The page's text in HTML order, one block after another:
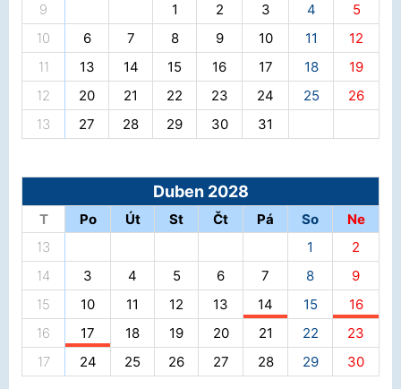
9
1 2 3 4
5
10
6 7 8 9 10 11
12
11
13 14 15 16 17 18
19
12
20 21 22 23 24 25
26
13
27 28 29 30 31
Duben 2028
T Po Út St Čt Pá So
Ne
13
1
2
14
3 4 5 6 7 8
9
15
10 11 12 13 14 15
16
16
17 18 19 20 21 22
23
17
24 25 26 27 28 29 30